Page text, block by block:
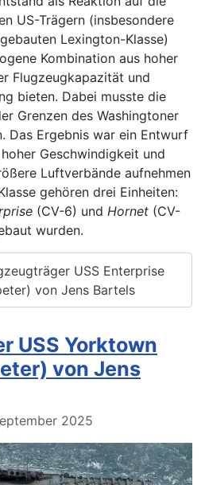
US-Trägern (insbesondere
Lexington-Klasse)
Kombination aus hoher
Flugzeugkapazität und
bieten. Dabei musste die
Grenzen des Washingtoner
Das Ergebnis war ein Entwurf
Geschwindigkeit und
Luftverbände aufnehmen
gehören drei Einheiten:
(CV-6) und Hornet (CV-
wurden.
USS Enterprise
von Jens Bartels
USS Yorktown
von Jens
2025